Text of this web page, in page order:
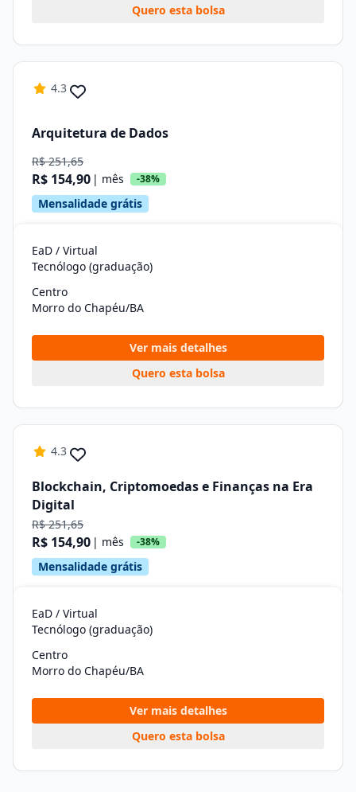
Quero esta bolsa
4.3
Arquitetura de Dados
R$ 251,65
R$ 154,90 | mês -38%
Mensalidade grátis
EaD / Virtual
Tecnólogo (graduação)
Centro
Morro do Chapéu/BA
Ver mais detalhes
Quero esta bolsa
4.3
Blockchain, Criptomoedas e Finanças na Era
Digital
R$ 251,65
R$ 154,90 | mês -38%
Mensalidade grátis
EaD / Virtual
Tecnólogo (graduação)
Centro
Morro do Chapéu/BA
Ver mais detalhes
Quero esta bolsa